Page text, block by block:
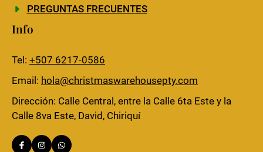
PREGUNTAS FRECUENTES
Info
Tel: +507 6217-0586
Email: hola@christmaswarehousepty.com
Dirección: Calle Central, entre la Calle 6ta Este y la
Calle 8va Este, David, Chiriquí